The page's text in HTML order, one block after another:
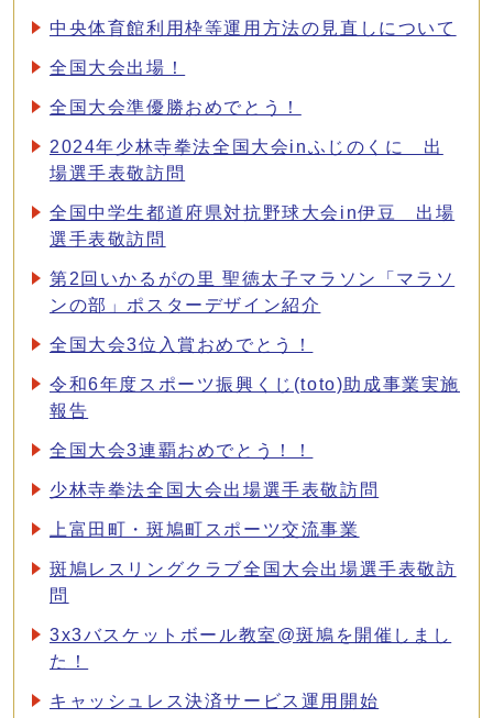
中央体育館利用枠等運用方法の見直しについて
全国大会出場！
全国大会準優勝おめでとう！
2024年少林寺拳法全国大会inふじのくに 出
場選手表敬訪問
全国中学生都道府県対抗野球大会in伊豆 出場
選手表敬訪問
第2回いかるがの里 聖徳太子マラソン「マラソ
ンの部」ポスターデザイン紹介
全国大会3位入賞おめでとう！
令和6年度スポーツ振興くじ(toto)助成事業実施
報告
全国大会3連覇おめでとう！！
少林寺拳法全国大会出場選手表敬訪問
上富田町・斑鳩町スポーツ交流事業
斑鳩レスリングクラブ全国大会出場選手表敬訪
問
3x3バスケットボール教室@斑鳩を開催しまし
た！
キャッシュレス決済サービス運用開始